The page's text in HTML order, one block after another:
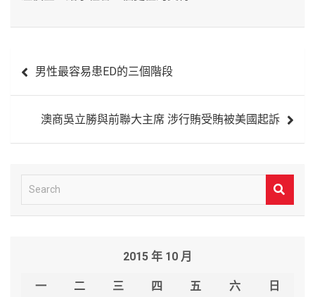
章
男性最容易患ED的三個階段
澳商吳立勝與前聯大主席 涉行賄受賄被美國起訴
e
2015 年 10 月
一 二 三 四 五 六
日